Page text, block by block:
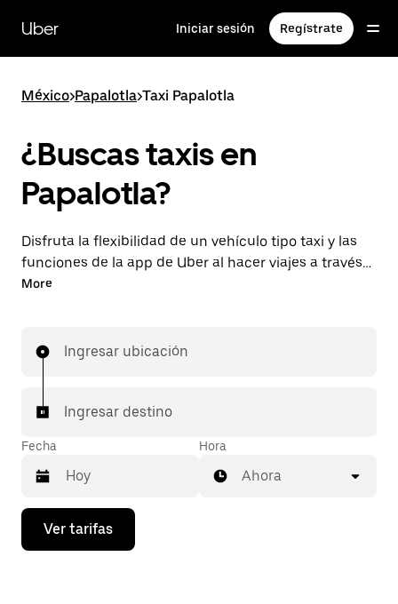
contenido
principal
Uber Iniciar sesión Regístrate
México>Papalotla>Taxi Papalotla
¿Buscas taxis en
Papalotla?
Disfruta la flexibilidad de un vehículo tipo taxi y las
funciones de la app de Uber al hacer viajes a través
de UberX en Papalotla. Puedes solicitar viajes de
adelantado económicas para cada viaje.
More
Ingresar ubicación
Ingresar destino
Fecha
Presiona
flecha
Hora
Ahora
Ver tarifas